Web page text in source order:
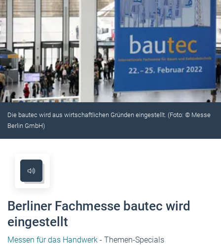
Die bautec wird aus wirtschaftlichen Gründen eingestellt. (Foto: © Messe
Berlin GmbH)
Berliner Fachmesse bautec wird
eingestellt
Messen für das Handwerk - Themen-Specials